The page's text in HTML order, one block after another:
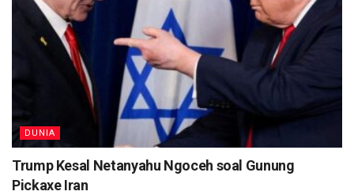
DUNIA
Trump Kesal Netanyahu Ngoceh soal Gunung
Pickaxe Iran